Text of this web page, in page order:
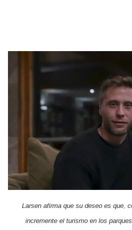
Larsen afirma que su deseo es que,
incremente el turismo en los